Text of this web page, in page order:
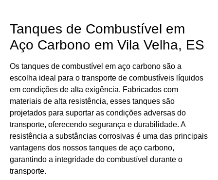
Tanques de Combustível em
Aço Carbono em Vila Velha, ES
Os tanques de combustível em aço carbono são a
escolha ideal para o transporte de combustíveis líquidos
em condições de alta exigência. Fabricados com
materiais de alta resistência, esses tanques são
projetados para suportar as condições adversas do
transporte, oferecendo segurança e durabilidade. A
resistência a substâncias corrosivas é uma das principais
vantagens dos nossos tanques de aço carbono,
garantindo a integridade do combustível durante o
transporte.